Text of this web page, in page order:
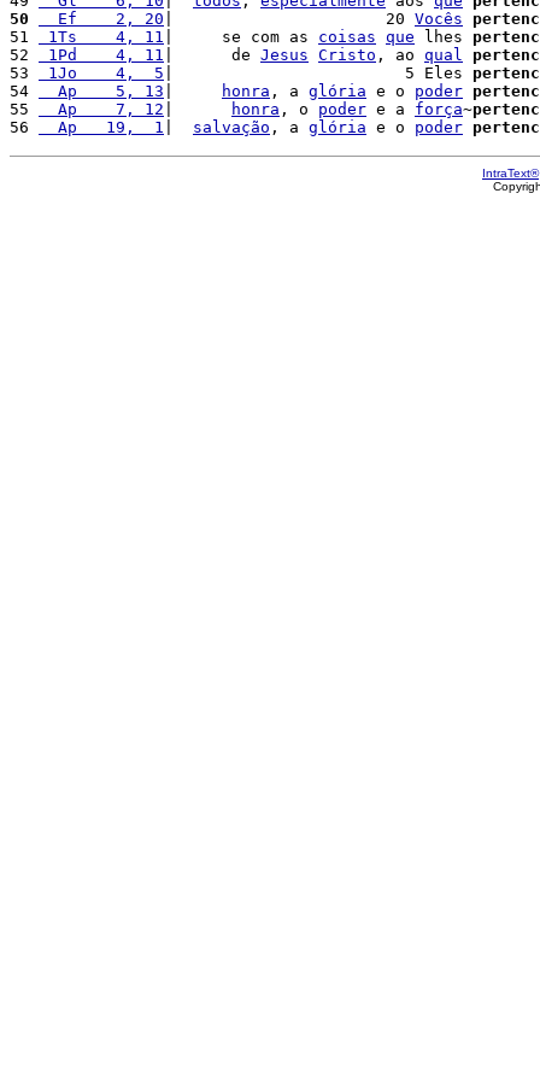
50
  Ef    2, 20
|                      20 Vocês
51
1Ts    4, 11 |     se com as coisas que lhes
52
1Pd    4, 11 |      de Jesus Cristo , ao qual
53
1Jo    4,  5 |                        5 Eles
54
  Ap    5, 13
honra , a glória e o poder
55
  Ap    7, 12
honra , o poder e a força~
56
  Ap   19,  1
salvação , a glória e o poder
IntraText®